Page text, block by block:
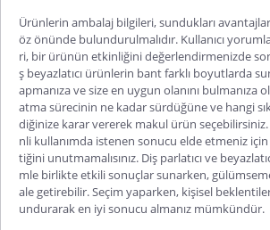
Ürünlerin ambalaj bilgileri, sundukları
öz önünde bulundurulmalıdır. Kullanıcı
ri, bir ürünün etkinliğini değerlendirmenizde
ş beyazlatıcı ürünlerin bant farklı boyutlarda
apmanıza ve size en uygun olanını bulmanıza
atma sürecinin ne kadar sürdüğüne ve hangi
diğinize karar vererek makul ürün seçebilirsiniz.
nli kullanımda istenen sonucu elde etmeniz için
tiğini unutmamalısınız. Diş parlatıcı ve
mle birlikte etkili sonuçlar sunarken,
ale getirebilir. Seçim yaparken, kişisel
undurarak en iyi sonucu almanız mümkündür.